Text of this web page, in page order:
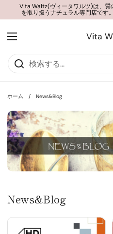
コンテンツへスキップ
Vita Waltz(ヴィータワルツ)は、質
を取り扱うナチュラル専門店です
Vita
メニューを開く
ホーム / News&Blog
News&Blog